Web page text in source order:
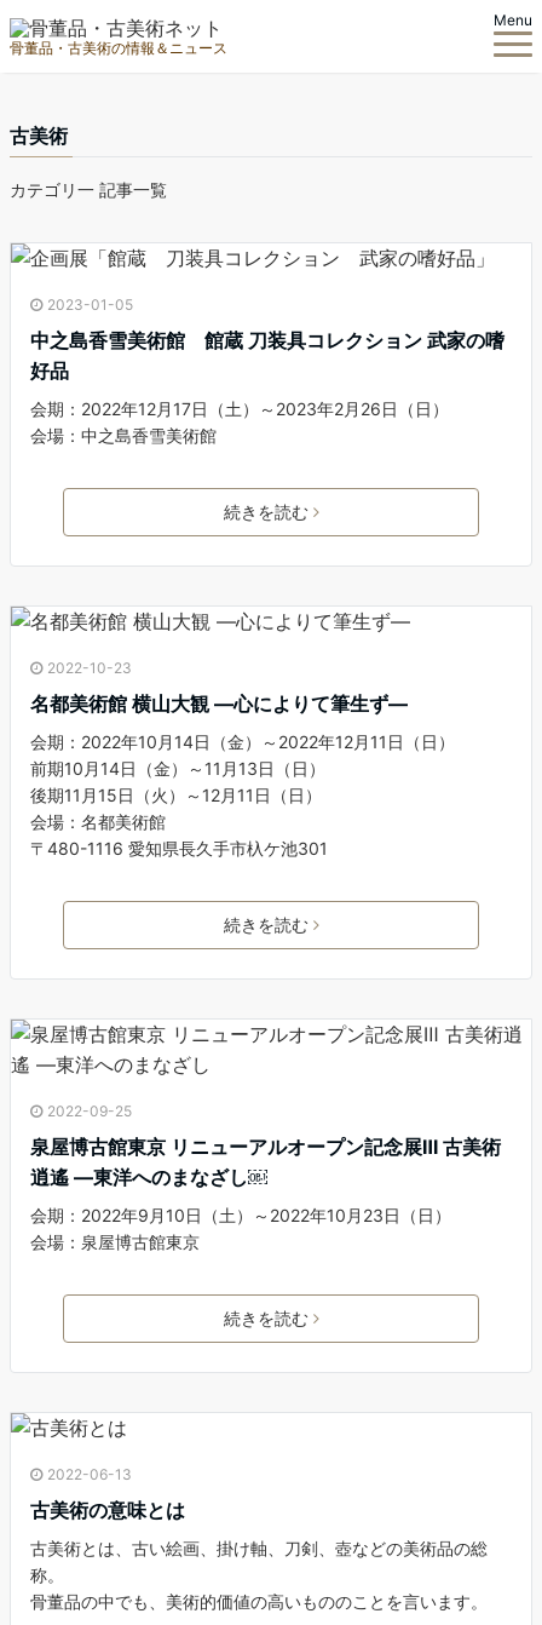
骨董品・古美術の情報＆ニュース
Menu
古美術
カテゴリ一 記事一覧
2023-01-05
中之島香雪美術館 館蔵 刀装具コレクション 武家の嗜
好品
会期：2022年12月17日（土）～2023年2月26日（日）
会場：中之島香雪美術館
続きを読む
2022-10-23
名都美術館 横山大観 —心によりて筆生ず—
会期：2022年10月14日（金）～2022年12月11日（日）
前期10月14日（金）～11月13日（日）
後期11月15日（火）～12月11日（日）
会場：名都美術館
〒480-1116 愛知県長久手市杁ケ池301
続きを読む
2022-09-25
泉屋博古館東京 リニューアルオープン記念展Ⅲ 古美術
逍遙 ―東洋へのまなざし￼
会期：2022年9月10日（土）～2022年10月23日（日）
会場：泉屋博古館東京
続きを読む
2022-06-13
古美術の意味とは
古美術とは、古い絵画、掛け軸、刀剣、壺などの美術品の総
称。
骨董品の中でも、美術的価値の高いもののことを言います。